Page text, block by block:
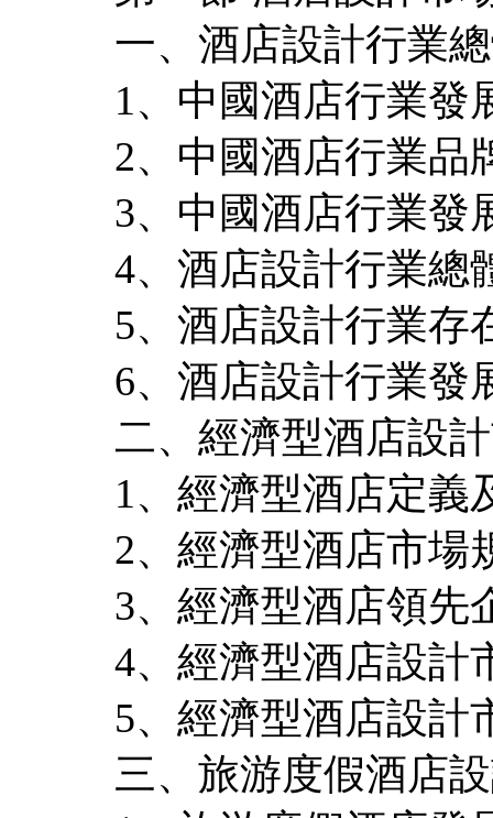
一、酒店設計行業
1、中國酒店行業發
2、中國酒店行業品
3、中國酒店行業發
4、酒店設計行業總
5、酒店設計行業存
6、酒店設計行業發
二、經濟型酒店設
1、經濟型酒店定義
2、經濟型酒店市場
3、經濟型酒店領先
4、經濟型酒店設計
5、經濟型酒店設計
三、旅游度假酒店